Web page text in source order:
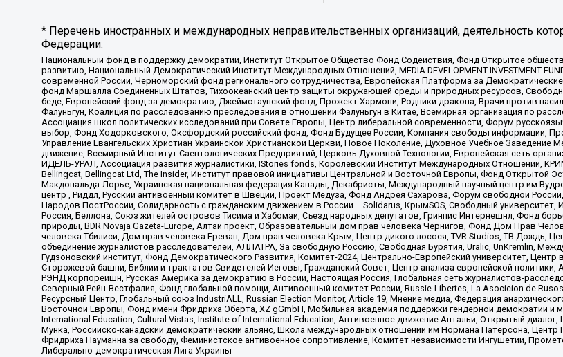
* Перечень иностранных и международных неправительственных организаций, деятельность
Федерации:
Национальный фонд в поддержку демократии, Институт Открытое Общество Фонд Содействия, Фонд Открытое
развитию, Национальный Демократический Институт Международных Отношений, MEDIA DEVELOPMENT INVESTMENT
современной России, Черноморский фонд регионального сотрудничества, Европейская Платформа за
фонд Маршалла Соединенных Штатов, Тихоокеанский центр защиты окружающей среды и природных ресурсов,
беде, Европейский фонд за демократию, Джеймстаунский фонд, Прожект Хармони, Родники дракона, Врачи против
Фалуньгун, Коалиция по расследованию преследования в отношении Фалуньгун в Китае, Всемирная организация по
Ассоциация школ политических исследований при Совете Европы, Центр либеральной современности, Форум
выбор, Фонд Ходорковского, Оксфордский российский фонд, Фонд Будущее России, Компания свободы информации,
Управление Евангельских Христиан Украинской Христианской Церкви, Новое Поколение, Духовное Учебное
движение, Всемирный Институт Саентологических Предприятий, Церковь Духовной Технологии, Европейская сеть
ИДЕЛЬ-УРАЛ, Ассоциация развития журналистики, IStories fonds, Королевский Институт Международных Отношений,
Bellingcat, Bellingcat Ltd, The Insider, Институт правовой инициативы Центральной и Восточной Европы, Фонд Открытой
Макдональда-Лорье, Украинская национальная федерация Канады, Декабристы, Международный научный центр им
центр , Риддл, Русский антивоенный комитет в Швеции, Проект Медуза, Фонд Андрея Сахарова, Форум свободной
Народов ПостРоссии, Солидарность с гражданским движением в России – Solidarus, КрымSOS, Свободный университет,
Россия, Беллона, Союз жителей островов Тисима и Хабомаи, Съезд народных депутатов, Гринпис Интернешнл, Фонд
природы, BDR Novaja Gazeta-Europe, Алтай проект, Образовательный дом прав человека Чернигов, Фонд Дом Прав
человека Тбилиси, Дом прав человека Ереван, Дом прав человека Крым, Центр дикого лосося, TVR Studios, ТВ Дождь,
объединение журналистов расследователей, АЛЛАТРА, За свободную Россию, Свободная Бурятия, Uralic, UnKremlin,
Гудзоновский институт, Фонд Демократического Развития, Комитет-2024, Центрально-Европейский университет,
Сторожевой башни, Библии и трактатов Свидетелей Иеговы, Гражданский Совет, Центр анализа европейской политики,
РЭНД корпорейшн, Русская Америка за демократию в России, Настоящая Россия, Глобальная сеть журналистов-
Северный Рейн-Вестфалия, Фонд глобальной помощи, Антивоенный комитет России, Russie-Libertes, La Asocicion de
Ресурсный Центр, Глобальный союз IndustriALL, Russian Election Monitor, Article 19, Мнение медиа, Федерация
Восточной Европы, Фонд имени Фридриха Эберта, XZ gGmbH, Мобильная академия поддержки гендерной демократии
International Education, Cultural Vistas, Institute of International Education, Антивоенное движение Антальи, Открытый
Мунка, Российско-канадский демократический альянс, Школа международных отношений им Нормана Патерсона,
Фридриха Науманна за свободу, Феминистское антивоенное сопротивление, Комитет независимости Ингушетии,
Либерально-демократическая Лига Украины